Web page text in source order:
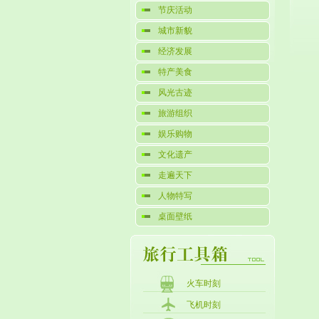
节庆活动
城市新貌
经济发展
特产美食
风光古迹
旅游组织
娱乐购物
文化遗产
走遍天下
人物特写
桌面壁纸
火车时刻
飞机时刻